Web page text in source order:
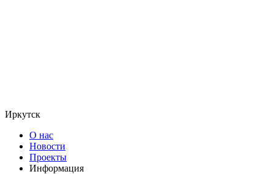
Иркутск
О нас
Новости
Проекты
Информация